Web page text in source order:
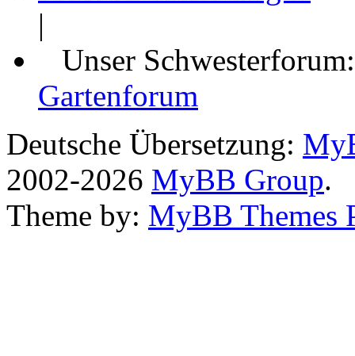
|
Unser
Gartenforum
Deutsche Übersetzung:
2002-2026 MyBB Group.
Theme by: MyBB Themes